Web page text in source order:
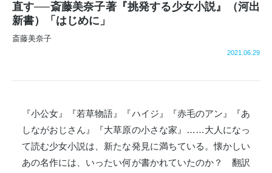
直す──斎藤美奈子著『挑発する少女小説』（河出
新書）「はじめに」
斎藤美奈子
2021.06.29
『小公女』『若草物語』『ハイジ』『赤毛のアン』『あ
しながおじさん』『大草原の小さな家』……大人になっ
て読む少女小説は、新たな発見に満ちている。懐かしい
あの名作には、いったい何が書かれていたのか？ 翻訳